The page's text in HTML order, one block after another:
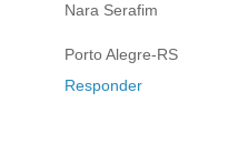
Nara Serafim
Porto Alegre-RS
Responder